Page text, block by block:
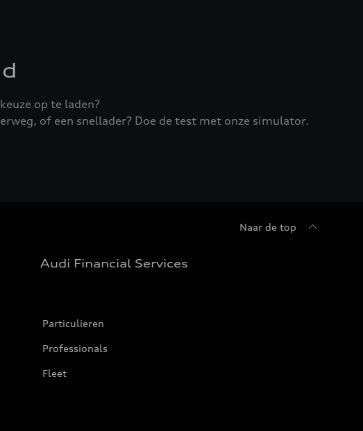
op te laden?
of een snellader? Doe de test met onze simulator.
Naar de top
Audi Financial Services
Particulieren
Professionals
Fleet